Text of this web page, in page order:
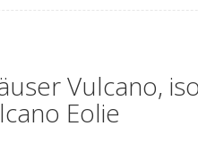
Vulcano,
Eolie